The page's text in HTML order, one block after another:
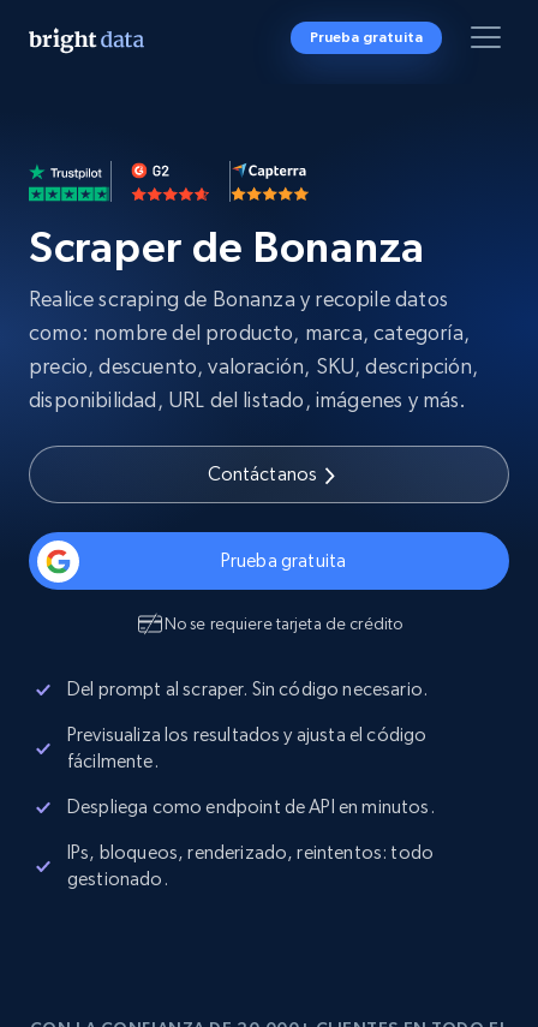
Prueba gratuita
Scraper de Bonanza
Realice scraping de Bonanza y recopile datos
como: nombre del producto, marca, categoría,
precio, descuento, valoración, SKU, descripción,
disponibilidad, URL del listado, imágenes y más.
Contáctanos
Prueba gratuita
No se requiere tarjeta de crédito
Del prompt al scraper. Sin código necesario.
Previsualiza los resultados y ajusta el código
fácilmente.
Despliega como endpoint de API en minutos.
IPs, bloqueos, renderizado, reintentos: todo
gestionado.